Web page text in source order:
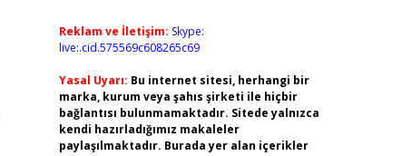
Reklam ve İletişim: Skype:
live:.cid.575569c608265c69
Yasal Uyarı: Bu internet sitesi, herhangi bir
marka, kurum veya şahıs şirketi ile hiçbir
bağlantısı bulunmamaktadır. Sitede yalnızca
kendi hazırladığımız makaleler
paylaşılmaktadır. Burada yer alan içerikler